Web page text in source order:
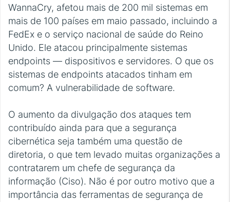
WannaCry, afetou mais de 200 mil sistemas em
mais de 100 países em maio passado, incluindo a
FedEx e o serviço nacional de saúde do Reino
Unido. Ele atacou principalmente sistemas
endpoints — dispositivos e servidores. O que os
sistemas de endpoints atacados tinham em
comum? A vulnerabilidade de software.
O aumento da divulgação dos ataques tem
contribuído ainda para que a segurança
cibernética seja também uma questão de
diretoria, o que tem levado muitas organizações a
contratarem um chefe de segurança da
informação (Ciso). Não é por outro motivo que a
importância das ferramentas de segurança de